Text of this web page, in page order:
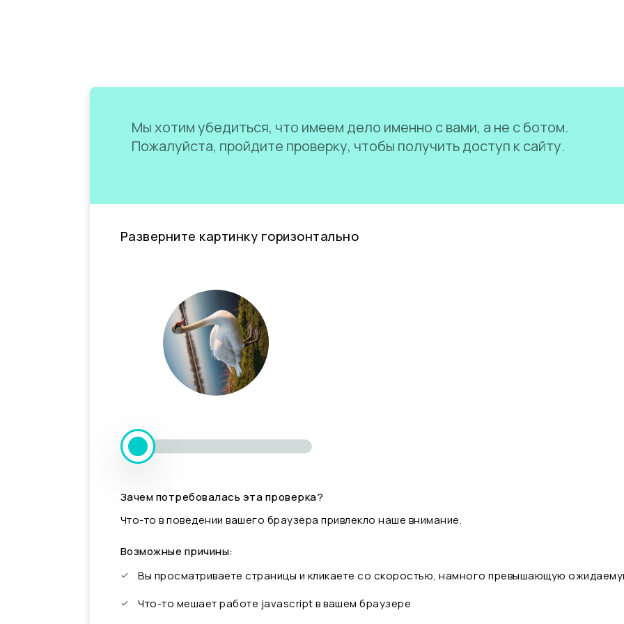
Мы хотим убедиться, что имеем дело именно с вами, а не с ботом.
Пожалуйста, пройдите проверку, чтобы получить доступ к сайту.
Разверните картинку горизонтально
Зачем потребовалась эта проверка?
Что-то в поведении вашего браузера привлекло наше внимание.
Возможные причины:
Вы просматриваете страницы и кликаете со скоростью, намного превышающую
Что-то мешает работе javascript в вашем браузере